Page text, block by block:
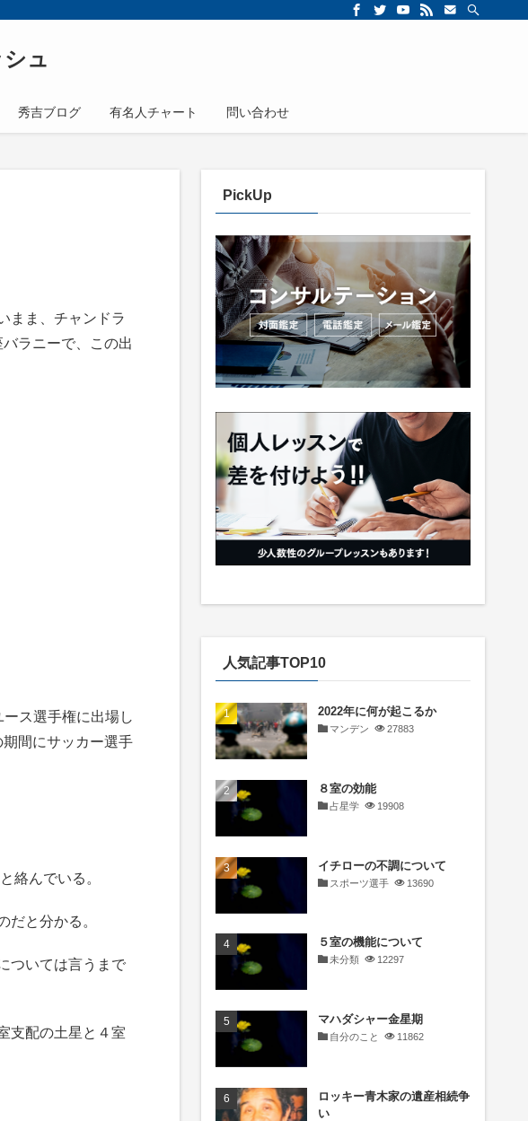
ュ
秀吉ブログ 有名人チャート 問い合わせ
まま、チャンドラ
ラニーで、この出
ス選手権に出場し
間にサッカー選手
絡んでいる。
と分かる。
ついては言うまで
支配の土星と４室
PickUp
人気記事TOP10
2022年に何が起こるか
マンデン 27883
８室の効能
占星学 19908
イチローの不調について
スポーツ選手 13690
５室の機能について
未分類 12297
マハダシャー金星期
自分のこと 11862
ロッキー青木家の遺産相続争
い